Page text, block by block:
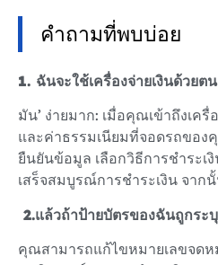
คำถามที่พบบ่อย
1. ฉันจะใช้เครื่องจ่ายเงินด้วยต
มัน’ ง่ายมาก: เมื่อคุณเข้าถึงเค
และค่าธรรมเนียมที่จอดรถของ
ยืนยันข้อมูล เลือกวิธีการชำระเ
เสร็จสมบูรณ์การชำระเงิน จาก
2.แล้วถ้าป้ายบัตรของฉันถูกระ
คุณสามารถแก้ไขหมายเลขจด